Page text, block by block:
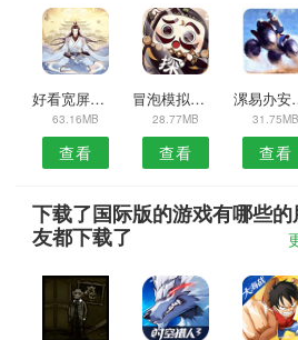
好看宽屏安卓版
63.16MB
查看
冒泡模拟器安卓版
28.77MB
查看
漯
31.75MB
查看
下载了国际版的游戏有哪些的
友都下载了